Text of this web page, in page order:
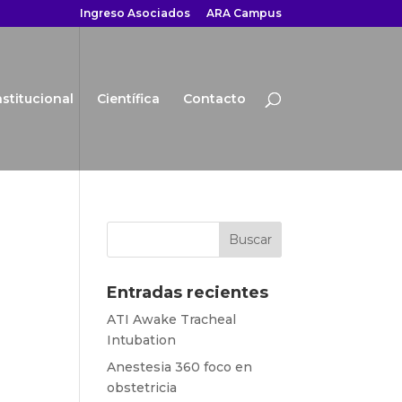
Ingreso Asociados ARA Campus
Científica Contacto
Entradas recientes
ATI Awake Tracheal
Intubation
Anestesia 360 foco en
obstetricia